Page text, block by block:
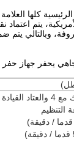
كلها
يتم
وبالتالي
اتجاهي يحفر
ترس ورف نوع، تتحرك مع
التنظيم